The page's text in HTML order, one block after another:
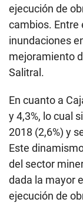
ejecución de
cambios. Entre
inundaciones
mejoramiento
Salitral.
En cuanto a
y 4,3%, lo cual
2018 (2,6%) y
Este
del sector
dada la mayor
ejecución de